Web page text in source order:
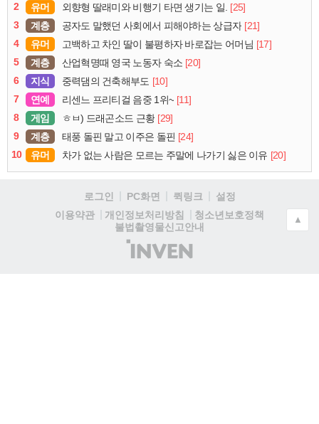
2
유머 외향형 딸래미와 비행기 타면 생기는 일. [25]
3
계층 공자도 말했던 사회에서 피해야하는 상급자 [21]
4
유머 고백하고 차인 딸이 불평하자 바로잡는 어머님 [17]
5
계층 산업혁명때 영국 노동자 숙소 [20]
6
지식 중력댐의 건축해부도 [10]
7
연예 리센느 프리티걸 음중 1위~ [11]
8
게임 ㅎㅂ) 드래곤소드 근황 [29]
9
계층 태풍 돌핀 말고 이주은 돌핀 [24]
10
유머 차가 없는 사람은 모르는 주말에 나가기 싫은 이유 [20]
로그인 PC화면 퀵링크
설정
이용약관
개인정보처리방침
청소년보호정책
불법촬영물신고안내
(주)
인
▲